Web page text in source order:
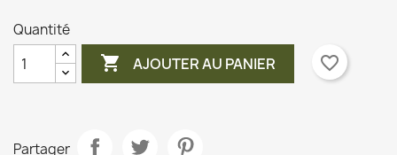
Quantité
 AJOUTER AU PANIER favorite_border
Partager